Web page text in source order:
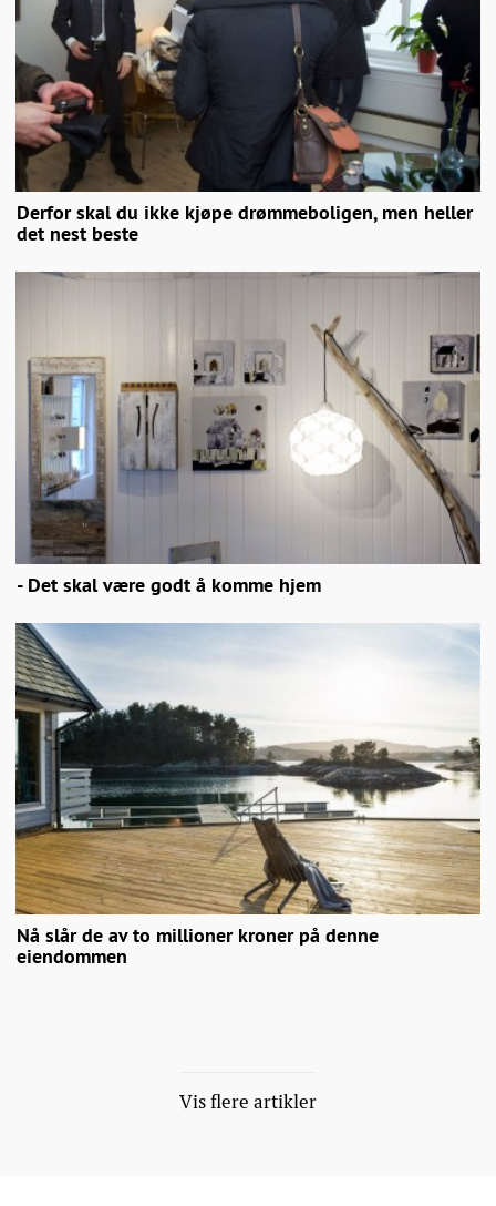
Derfor skal du ikke kjøpe drømmeboligen, men heller
det nest beste
- Det skal være godt å komme hjem
Nå slår de av to millioner kroner på denne
eiendommen
Vis flere artikler